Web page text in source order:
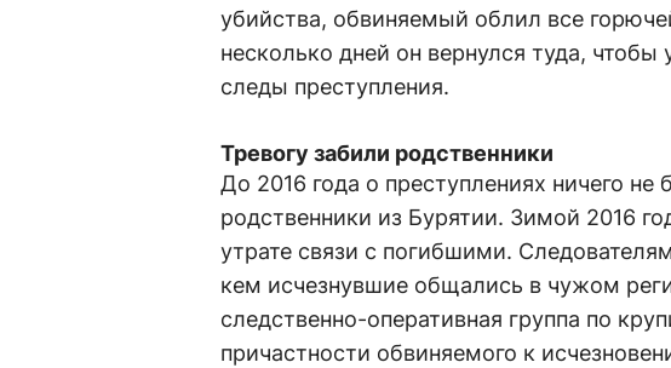
убийства, обвиняемый облил все
несколько дней он вернулся туда, чтобы
следы преступления.
Тревогу забили родственники
До 2016 года о преступлениях ничего не
родственники из Бурятии. Зимой 2016
утрате связи с погибшими.
кем исчезнувшие общались в чужом
следственно-оперативная группа по
причастности обвиняемого к